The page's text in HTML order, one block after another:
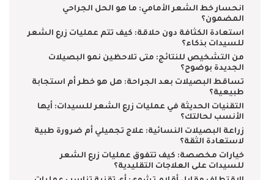
انحسار خط الشعر الأمامي: ما هو الحل الجراحي
المضمون؟
استعادة الكثافة دون حلاقة: كيف تتم عمليات زرع الشعر
للسيدات بذكاء؟
من التشخيص للنتائج: متى تلاحظين نمو البصيلات
الجديدة بوضوح؟
تساقط البصيلات بعد الجراحة: هل هو خطر أم استجابة
طبيعية؟
التقنيات الحديثة في عمليات زرع الشعر للسيدات: أيها
الأنسب لحالتك؟
زراعة البصيلات النسائية: علاج تجميلي أم ضرورة طبية
لاستعادة الثقة؟
خيارات مخصصة: كيف تتفوق عمليات زرع الشعر
للسيدات على العلاجات التقليدية؟